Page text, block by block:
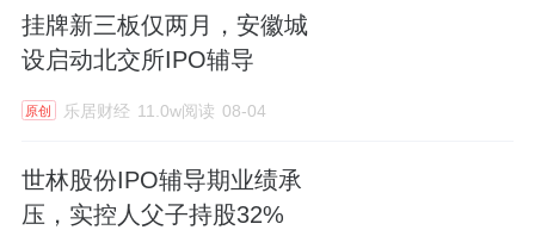
挂牌新三板仅两月，安徽城
设启动北交所IPO辅导
原创 乐居财经 11.0w阅读 08-04
世林股份IPO辅导期业绩承
压，实控人父子持股32%